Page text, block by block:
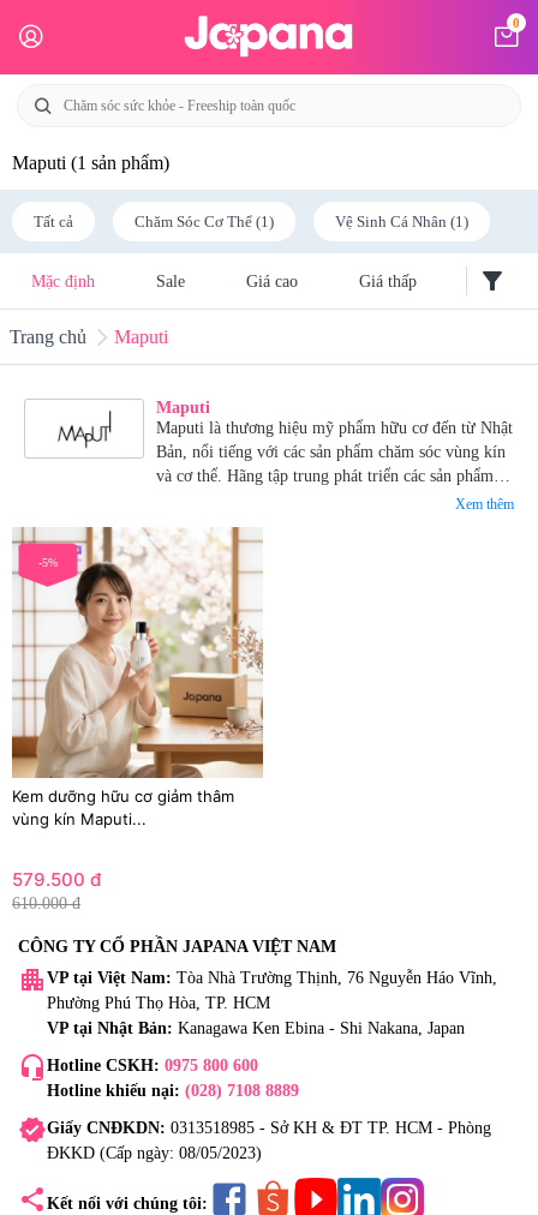
0
Maputi (1 sản phẩm)
Tất cả Chăm Sóc Cơ Thể (1) Vệ Sinh Cá Nhân (1)
Mặc định Sale Giá cao Giá thấp filter_alt
Trang chủ Maputi
Maputi
Maputi là thương hiệu mỹ phẩm hữu cơ đến từ Nhật
Bản, nổi tiếng với các sản phẩm chăm sóc vùng kín
và cơ thể. Hãng tập trung phát triển các sản phẩm
làm sáng và dưỡng ẩm cho những vùng da nhạy
cảm, sử dụng nguyên liệu hữu cơ an toàn cho mọi
loại da.
Xem thêm
-5%
Kem dưỡng hữu cơ giảm thâm
vùng kín Maputi...
579.500 đ
610.000 đ
CÔNG TY CỔ PHẦN JAPANA VIỆT NAM
apartment VP tại Việt Nam: Tòa Nhà Trường Thịnh, 76 Nguyễn Háo Vĩnh,
Phường Phú Thọ Hòa, TP. HCM
VP tại Nhật Bản: Kanagawa Ken Ebina - Shi Nakana, Japan
headset_mic Hotline CSKH: 0975 800 600
Hotline khiếu nại: (028) 7108 8889
verifiedGiấy CNĐKDN: 0313518985 - Sở KH & ĐT TP. HCM - Phòng
ĐKKD (Cấp ngày: 08/05/2023)
share Kết nối với chúng tôi: